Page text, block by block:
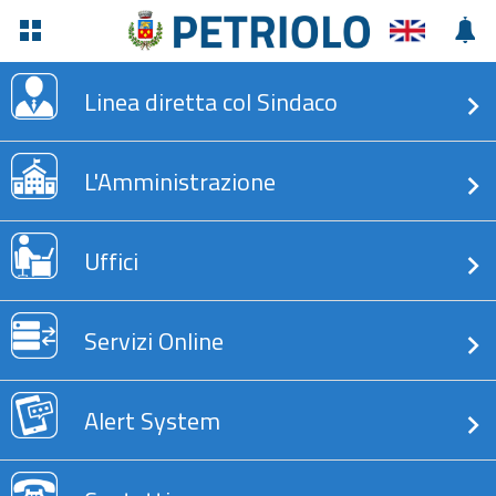
Linea diretta col Sindaco
L'Amministrazione
Uffici
Servizi Online
Alert System